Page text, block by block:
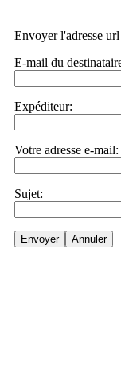
Envoyer l'adresse
E-mail du
Expéditeur:
Votre adresse e-mail:
Sujet:
Envoyer Annuler